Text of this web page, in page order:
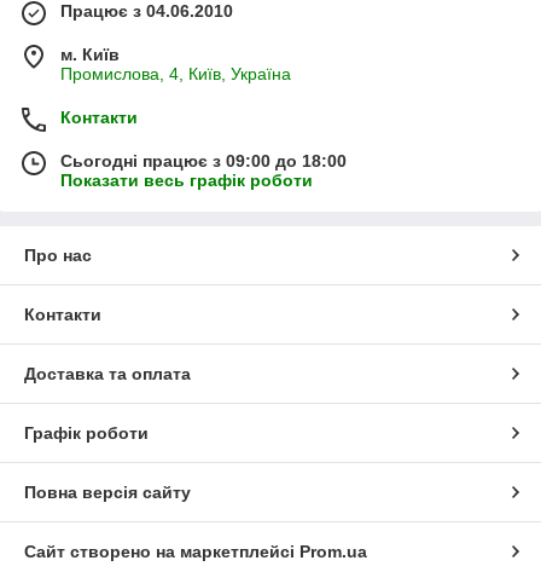
Працює з 04.06.2010
м. Київ
Промислова, 4, Київ, Україна
Контакти
Сьогодні працює з 09:00 до 18:00
Показати весь графік роботи
Про нас
Контакти
Доставка та оплата
Графік роботи
Повна версія сайту
Сайт створено на маркетплейсі Prom.ua